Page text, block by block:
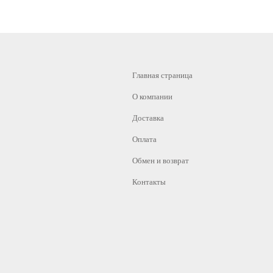
Главная страница
О компании
Доставка
Оплата
Обмен и возврат
Контакты